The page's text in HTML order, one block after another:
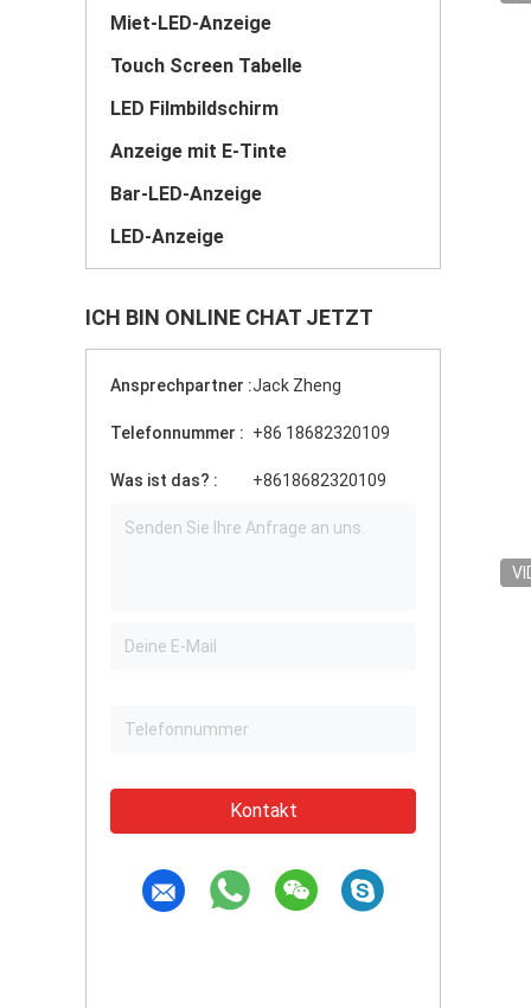
Miet-LED-Anzeige
Touch Screen Tabelle
LED Filmbildschirm
Anzeige mit E-Tinte
Bar-LED-Anzeige
LED-Anzeige
ICH BIN ONLINE CHAT JETZT
Ansprechpartner :Jack Zheng
Telefonnummer : +86 18682320109
Was ist das? : +8618682320109
Kontakt